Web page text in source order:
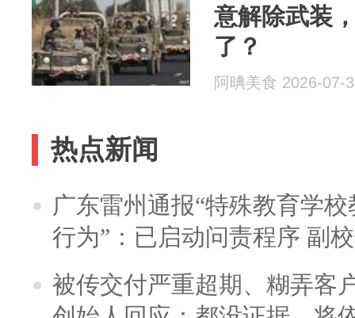
意解除武装
了？
阿晪美食 2026-07-
热点新闻
广东雷州通报“特殊教育学
行为”：已启动问责程序 副
被传交付严重超期、糊弄客